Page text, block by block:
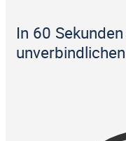
In 60